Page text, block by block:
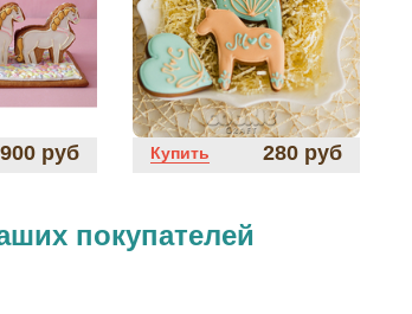
руб Купить 280 руб
покупателей